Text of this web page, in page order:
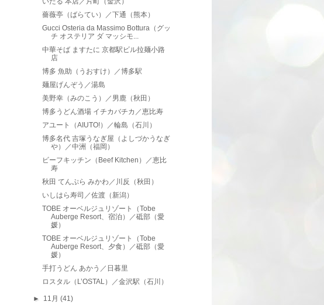
薔薇亭（ばらてい）／下通（熊本）
Gucci Osteria da Massimo Bottura（グッ
チ オステリア ダ ​マッシモ...
中華そば ますたに 京都駅ビル拉麺小路
店
博多 魚助（うおすけ）／博多駅
麺屋げんぞう／湯島
美野幸（みのこう）／男鹿（秋田）
博多うどん酒場 イチカバチカ／恵比寿
アユート（AIUTO!）／輪島（石川）
博多名代 吉塚うなぎ屋（よしづかうなぎ
や）／中洲（福岡）
ビーフキッチン（Beef Kitchen）／恵比
寿
秋田 てんぷら みかわ／川反（秋田）
いしはら寿司／佐渡（新潟）
TOBE オーベルジュリゾート（Tobe
Auberge Resort、宿泊）／砥部（愛
媛）
TOBE オーベルジュリゾート（Tobe
Auberge Resort、夕食）／砥部（愛
媛）
手打うどん あかう／日暮里
ロスタル（L’OSTAL）／金沢駅（石川）
► 11月(41)